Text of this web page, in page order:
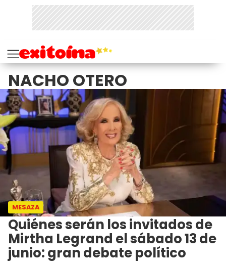
NACHO OTERO
MESAZA
Quiénes serán los invitados de
Mirtha Legrand el sábado 13 de
junio: gran debate político